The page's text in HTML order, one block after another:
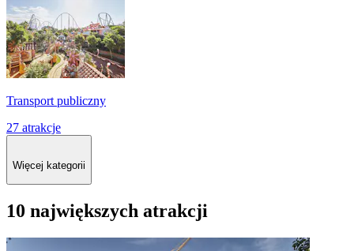
Transport publiczny
27 atrakcje
Więcej kategorii
10 największych atrakcji